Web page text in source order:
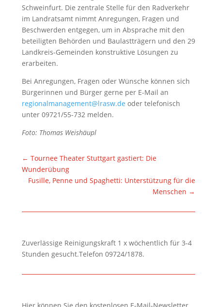
Schweinfurt. Die zentrale Stelle für den Radverkehr
im Landratsamt nimmt Anregungen, Fragen und
Beschwerden entgegen, um in Absprache mit den
beteiligten Behörden und Baulastträgern und den 29
Landkreis-Gemeinden konstruktive Lösungen zu
erarbeiten.
Bei Anregungen, Fragen oder Wünsche können sich
Bürgerinnen und Bürger gerne per E-Mail an
regionalmanagement@lrasw.de oder telefonisch
unter 09721/55-732 melden.
Foto: Thomas Weishäupl
← Tournee Theater Stuttgart gastiert: Die
Wunderübung
Fusille, Penne und Spaghetti: Unterstützung für die
Menschen →
Zuverlässige Reinigungskraft 1 x wöchentlich für 3-4
Stunden gesucht.Telefon 09724/1878.
Hier können Sie den kostenlosen E-Mail-Newsletter